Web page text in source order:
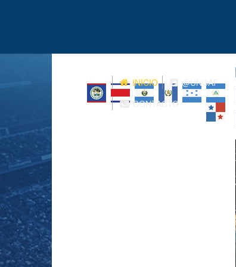
INICIO
@UNCAF
CONTACTO